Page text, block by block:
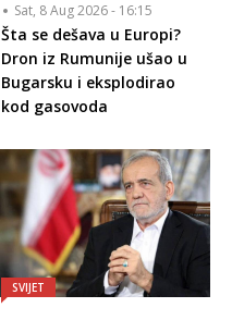
Sat, 8 Aug 2026 - 16:15
Šta se dešava u Europi?
Dron iz Rumunije ušao u
Bugarsku i eksplodirao
kod gasovoda
SVIJET